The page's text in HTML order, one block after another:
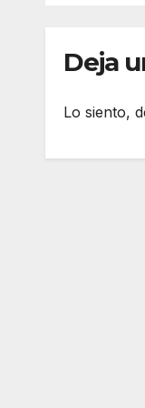
Deja
Lo siento,